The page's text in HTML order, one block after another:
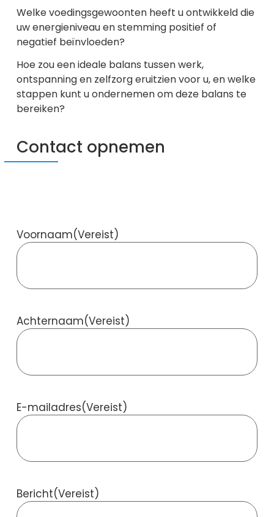
Welke voedingsgewoonten heeft u ontwikkeld die
uw energieniveau en stemming positief of
negatief beïnvloeden?
Hoe zou een ideale balans tussen werk,
ontspanning en zelfzorg eruitzien voor u, en welke
stappen kunt u ondernemen om deze balans te
bereiken?
Contact opnemen
Voornaam(Vereist)
Achternaam(Vereist)
E-mailadres(Vereist)
Bericht(Vereist)